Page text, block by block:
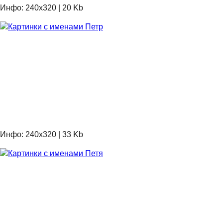
Инфо: 240х320 | 20 Kb
Инфо: 240х320 | 33 Kb